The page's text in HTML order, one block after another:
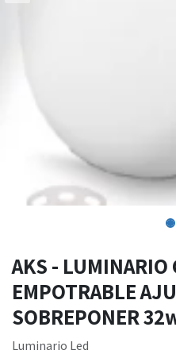
AKS - LUMINARIO
EMPOTRABLE
SOBREPONER
Luminario Led